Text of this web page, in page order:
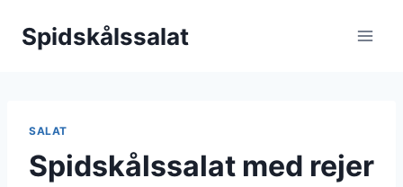
Spidskålssalat
SALAT
Spidskålssalat med rejer